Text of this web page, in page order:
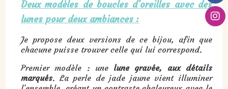
Deux modèles de boucles d’oreilles avec des
lunes pour deux ambiances :
Je propose deux versions de ce bijou, afin que
chacune puisse trouver celle qui lui correspond.
Premier modèle : une lune gravée, aux détails
marqués. La perle de jade jaune vient illuminer